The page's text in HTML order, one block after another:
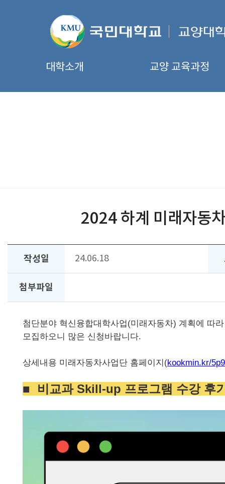
대학소개 교양 교육과정
2024 하계 미래자동
작성일 24.06.18
첨부파일
첨단분야 혁신융합대학사업(미래자동차) 계획에 따
모집하오니 많은 신청바랍니다.
상세내용 미래자동차사업단 홈페이지(kookmin.kr/5p9
■ 비교과 Skill-up 프로그램 수강 후